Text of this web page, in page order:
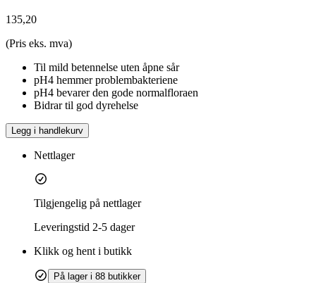
135,20
(Pris eks. mva)
Til mild betennelse uten åpne sår
pH4 hemmer problembakteriene
pH4 bevarer den gode normalfloraen
Bidrar til god dyrehelse
Legg i handlekurv
Nettlager
Tilgjengelig på nettlager
Leveringstid 2-5 dager
Klikk og hent i butikk
På lager i 88 butikker